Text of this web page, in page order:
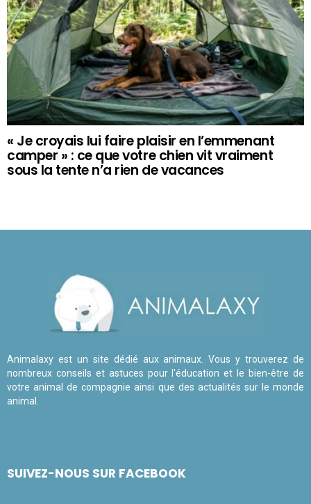
« Je croyais lui faire plaisir en l’emmenant
camper » : ce que votre chien vit vraiment
sous la tente n’a rien de vacances
Animalaxy est un site dédié aux animaux. Vous y trouverez de
nombreux conseils et astuces pour l'éducation et le bien-être de
votre animal de compagnie ainsi que des actualités sur le monde
animal.
SUIVEZ-NOUS SUR FACEBOOK